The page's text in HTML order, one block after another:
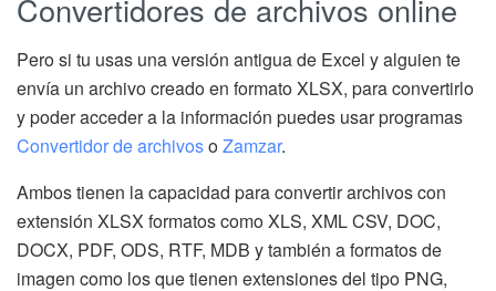
Convertidores de archivos online
Pero si tu usas una versión antigua de Excel y alguien te
envía un archivo creado en formato XLSX, para convertirlo
y poder acceder a la información puedes usar programas
Convertidor de archivosoZamzar.
Ambos tienen la capacidad para convertir archivos con
extensión XLSX formatos como XLS, XML CSV, DOC,
DOCX, PDF, ODS, RTF, MDB y también a formatos de
imagen como los que tienen extensiones del tipo PNG,